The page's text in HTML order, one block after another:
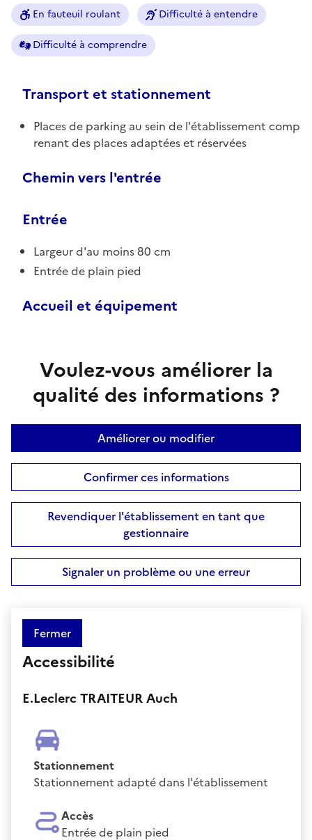
En fauteuil roulant Difficulté à entendre
Difficulté à comprendre
Transport et stationnement
Places de parking au sein de l'établissement comp
renant des places adaptées et réservées
Chemin vers l'entrée
Entrée
Largeur d'au moins 80 cm
Entrée de plain pied
Accueil et équipement
Voulez-vous améliorer la
qualité des informations ?
Améliorer ou modifier
Confirmer ces informations
Revendiquer l'établissement en tant que
gestionnaire
Signaler un problème ou une erreur
Fermer
Accessibilité
E.Leclerc TRAITEUR Auch
Stationnement
Stationnement adapté dans l'établissement
Accès
Entrée de plain pied